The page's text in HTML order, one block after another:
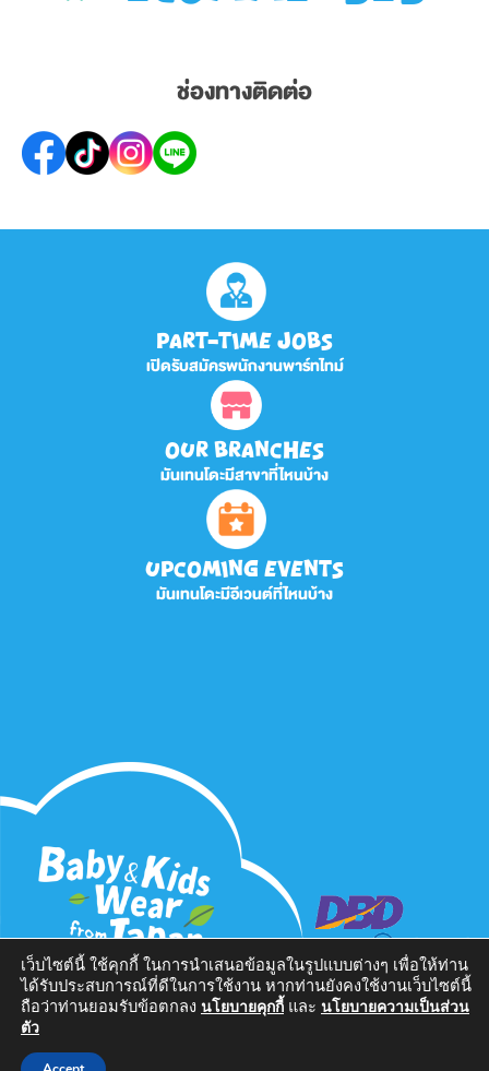
ช่องทางติดต่อ
PART-TIME JOBS
เปิดรับสมัครพนักงานพาร์ทไทม์
OUR BRANCHES
มันเทนโดะมีสาขาที่ไหนบ้าง
UPCOMING EVENTS
มันเทนโดะมีอีเวนต์ที่ไหนบ้าง
| Copyright 2026 H.I.S. Tours Co.,Ltd. | All
เว็บไซต์นี้ ใช้คุกกี้ ในการนำเสนอข้อมูลในรูปแบบต่างๆ เพื่อให้ท่าน
ได้รับประสบการณ์ที่ดีในการใช้งาน หากท่านยังคงใช้งานเว็บไซต์นี้
ถือว่าท่านยอมรับข้อตกลง นโยบายคุกกี้ และ นโยบายความเป็นส่วน
ตัว